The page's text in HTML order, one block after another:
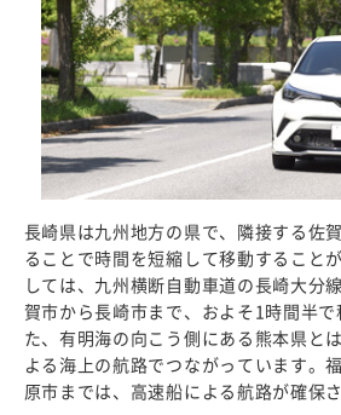
長崎県は九州地方の県で、隣接する佐
ることで時間を短縮して移動すること
しては、九州横断自動車道の長崎大分
賀市から長崎市まで、およそ1時間半
た、有明海の向こう側にある熊本県と
よる海上の航路でつながっています。
原市までは、高速船による航路が確保